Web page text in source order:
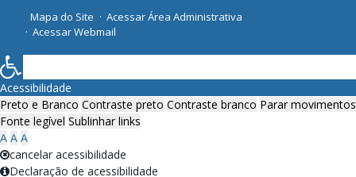
Mapa do Site
Acessar Área Administrativa
Acessar Webmail
Acessibilidade
Preto e Branco Contraste preto Contraste branco Parar movimentos
Fonte legível Sublinhar links
A A A
cancelar acessibilidade
Declaração de acessibilidade